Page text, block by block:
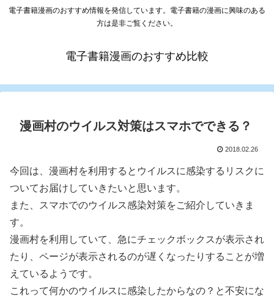
電子書籍漫画のおすすめ情報を発信しています。電子書籍の漫画に興味のある
方は是非ご覧ください。
電子書籍漫画のおすすめ比較
漫画村のウイルス対策はスマホでできる？
2018.02.26
今回は、漫画村を利用するとウイルスに感染するリスクに
ついてお届けしていきたいと思います。
また、スマホでのウイルス感染対策をご紹介していきま
す。
漫画村を利用していて、急にチェックボックスが表示され
たり、ページが表示されるのが遅くなったりすることが増
えているようです。
これって何かのウイルスに感染したからなの？と不安にな